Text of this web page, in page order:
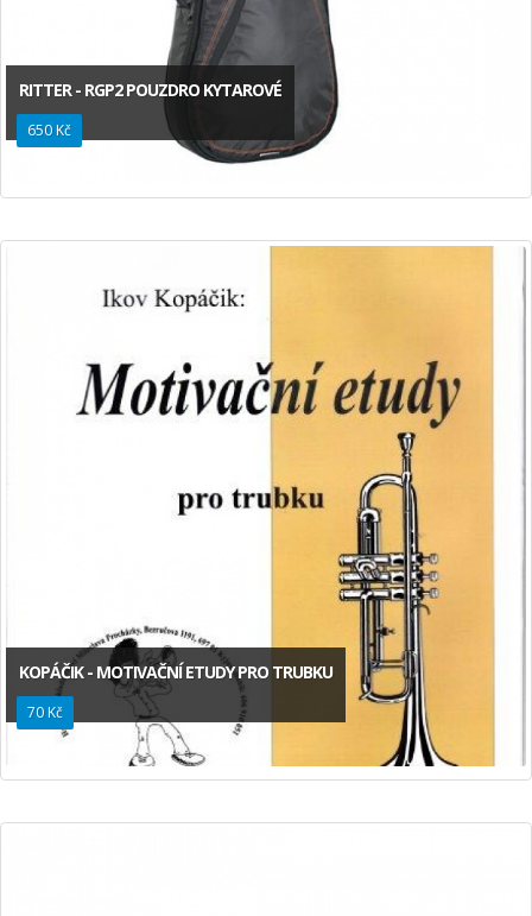
RITTER - RGP2 POUZDRO KYTAROVÉ
650 Kč
KOPÁČIK - MOTIVAČNÍ ETUDY PRO TRUBKU
70 Kč